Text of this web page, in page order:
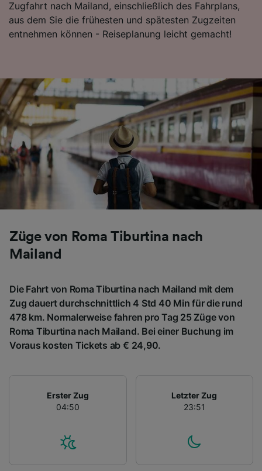
Zugfahrt nach Mailand, einschließlich des Fahrplans,
aus dem Sie die frühesten und spätesten Zugzeiten
entnehmen können - Reiseplanung leicht gemacht!
Züge von Roma Tiburtina nach
Mailand
Die Fahrt von Roma Tiburtina nach Mailand mit dem
Zug dauert durchschnittlich 4 Std 40 Min für die rund
478 km. Normalerweise fahren pro Tag 25 Züge von
Roma Tiburtina nach Mailand. Bei einer Buchung im
Voraus kosten Tickets ab € 24,90.
Erster Zug
04:50
Letzter Zug
23:51
Folgendes bereitzustellen:
Verwendung genauer Standortdaten.
Endgeräteeigenschaften zur Identifikation
von Werbeleistung und der Performance von
Inhalten, Zielgruppenforschung sowie
Entwicklung und Verbesserung von
Angeboten.
Liste der Partner (Lieferanten)